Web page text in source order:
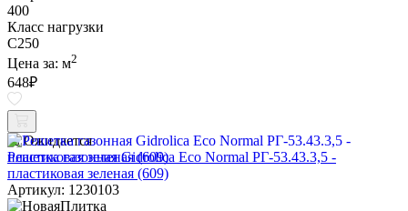
400
Класс нагрузки
C250
Цена за: м2
648₽
Ожидается
Решетка газонная Gidrolica Eco Normal РГ-53.43.3,5 -
пластиковая зеленая (609)
Артикул: 1230103